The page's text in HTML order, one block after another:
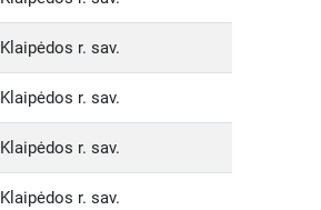
Klaipėdos r. sav.
Klaipėdos r. sav.
Klaipėdos r. sav.
Klaipėdos r. sav.